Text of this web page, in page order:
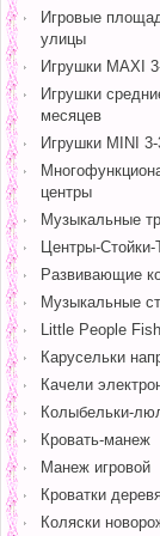
Игровые
улицы
Игрушки MAXI
Игрушки
месяцев
Игрушки MINI
центры
Музыкальные
Центры-Стойки-
Развивающие
Музыкальные
Little People
Карусельки
Качели
Колыбельки-
Кровать-манеж
Манеж игровой
Кроватки
Коляски